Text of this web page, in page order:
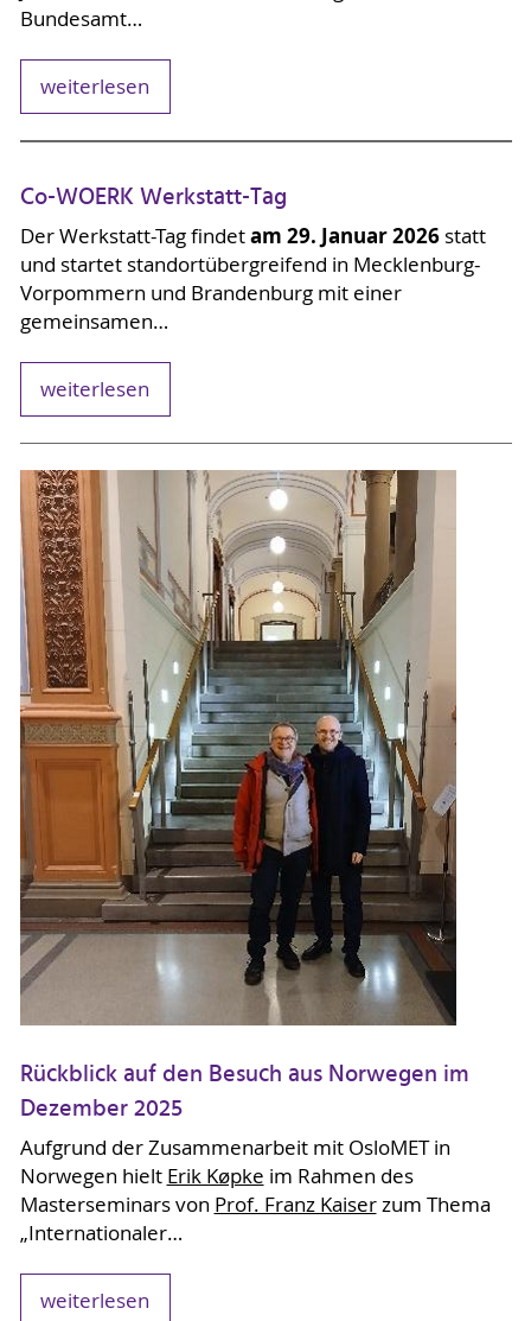
Bundesamt…
weiterlesen
Co-WOERK Werkstatt-Tag
Der Werkstatt-Tag findetam 29. Januar 2026 statt
und startet standortübergreifend in Mecklenburg-
Vorpommern und Brandenburg mit einer
gemeinsamen…
weiterlesen
Rückblick auf den Besuch aus Norwegen im
Dezember 2025
Aufgrund der Zusammenarbeit mit OsloMET in
Norwegen hielt Erik Køpke im Rahmen des
Masterseminars von Prof. Franz Kaiserzum Thema
„Internationaler…
weiterlesen